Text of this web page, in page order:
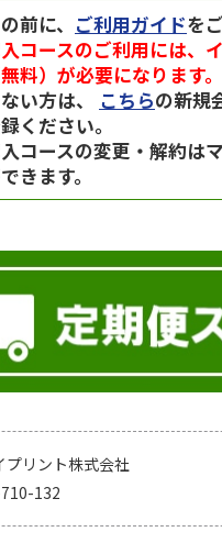
前に、 ご利用ガイドを
コースのご利用には、
料）が必要になります。
い方は、 こちらの新規
ください。
コースの変更・解約は
きます。
プリント株式会社
132